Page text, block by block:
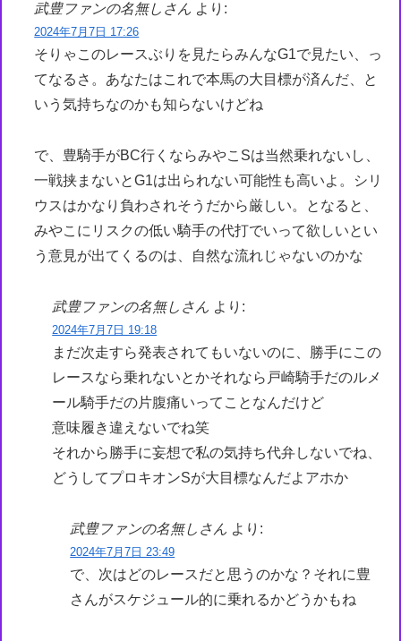
武豊ファンの名無しさん より:
2024年7月7日 17:26
そりゃこのレースぶりを見たらみんなG1で見たい、っ
てなるさ。あなたはこれで本馬の大目標が済んだ、と
いう気持ちなのかも知らないけどね
で、豊騎手がBC行くならみやこSは当然乗れないし、
一戦挟まないとG1は出られない可能性も高いよ。シリ
ウスはかなり負わされそうだから厳しい。となると、
みやこにリスクの低い騎手の代打でいって欲しいとい
う意見が出てくるのは、自然な流れじゃないのかな
武豊ファンの名無しさん より:
2024年7月7日 19:18
まだ次走すら発表されてもいないのに、勝手にこの
レースなら乗れないとかそれなら戸崎騎手だのルメ
ール騎手だの片腹痛いってことなんだけど
意味履き違えないでね笑
それから勝手に妄想で私の気持ち代弁しないでね、
どうしてプロキオンSが大目標なんだよアホか
武豊ファンの名無しさん より:
2024年7月7日 23:49
で、次はどのレースだと思うのかな？それに豊
さんがスケジュール的に乗れるかどうかもね